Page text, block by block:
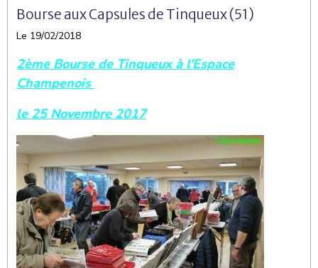
Bourse aux Capsules de Tinqueux (51)
Le 19/02/2018
2ème Bourse de Tinqueux à l'Espace
Champenois
le 25 Novembre 2017